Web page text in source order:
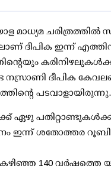
മാധ്യമ ചരിത്രത്തിൽ
ദീപിക ഇന്ന്
ദീപിക
പടവാളായിരുന്നു.
ഏഴു
ഇന്ന് ശതോത്തര
140 വർഷത്തെ